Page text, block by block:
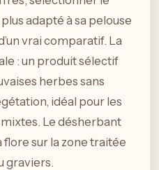
plus adapté à sa pelouse
vrai comparatif. La
: un produit sélectif
herbes sans
idéal pour les
Le désherbant
sur la zone traitée
graviers.